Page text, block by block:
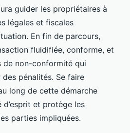
guider les propriétaires à
légales et fiscales
En fin de parcours,
fluidifiée, conforme, et
de non-conformité qui
pénalités. Se faire
long de cette démarche
et protège les
parties impliquées.